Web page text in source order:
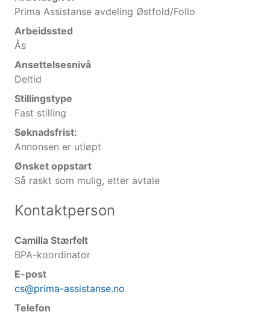
Prima Assistanse avdeling Østfold/Follo
Arbeidssted
Ås
Ansettelsesnivå
Deltid
Stillingstype
Fast stilling
Søknadsfrist:
Annonsen er utløpt
Ønsket oppstart
Så raskt som mulig, etter avtale
Kontaktperson
Camilla Stærfelt
BPA-koordinator
E-post
cs@prima-assistanse.no
Telefon